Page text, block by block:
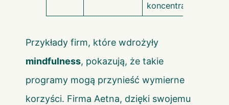
koncentracji
Przykłady firm, które wdrożyły
mindfulness, pokazują, że takie
programy mogą przynieść wymierne
korzyści. Firma Aetna, dzięki swojemu